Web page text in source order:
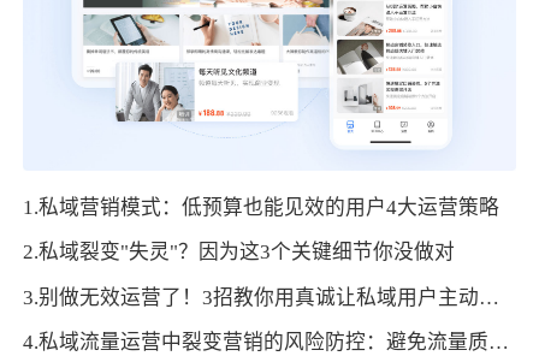
1.私域营销模式：低预算也能见效的用户4大运营策略
2.私域裂变"失灵"？因为这3个关键细节你没做对
3.别做无效运营了！3招教你用真诚让私域用户主动活跃起来
4.私域流量运营中裂变营销的风险防控：避免流量质量下滑的方法